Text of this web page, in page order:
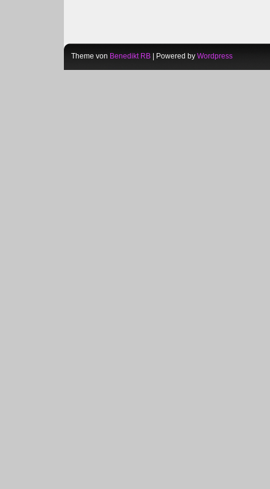
Theme von Benedikt RB | Powered by Wordpress